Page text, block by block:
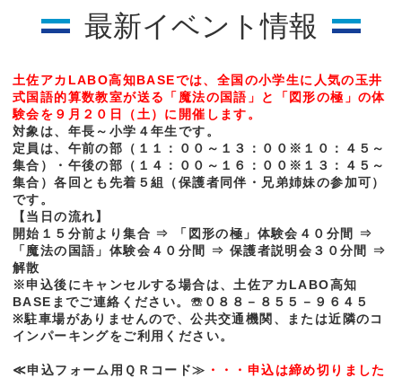
最新イベント情報
土佐アカLABO高知BASEでは、全国の小学生に人気の玉井
式国語的算数教室が送る「魔法の国語」と「図形の極」の体
験会を９月２０日（土）に開催します。
対象は、年長～小学４年生です。
定員は、午前の部（１１：００～１３：００※１０：４５～
集合）・午後の部（１４：００～１６：００※１３：４５～
集合）各回とも先着５組（保護者同伴・兄弟姉妹の参加可）
です。
【当日の流れ】
開始１５分前より集合 ⇒ 「図形の極」体験会４０分間 ⇒
「魔法の国語」体験会４０分間 ⇒ 保護者説明会３０分間 ⇒
解散
※申込後にキャンセルする場合は、土佐アカLABO高知
BASEまでご連絡ください。☏０８８－８５５－９６４５
※駐車場がありませんので、公共交通機関、または近隣のコ
インパーキングをご利用ください。
≪申込フォーム用ＱＲコード≫ ・・・申込は締め切りました